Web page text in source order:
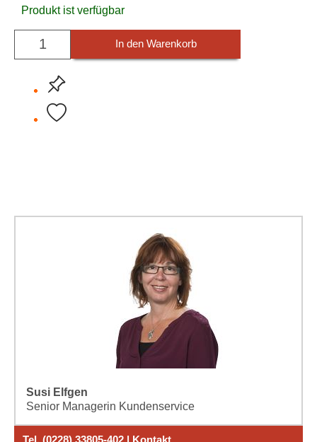
Produkt ist verfügbar
In den Warenkorb
Susi Elfgen
Senior Managerin Kundenservice